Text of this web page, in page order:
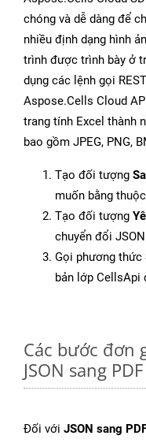
chóng và dễ dàng để
nhiều định dạng hình
trình được trình bày ở
dụng các lệnh gọi
Aspose.Cells Cloud
trang tính Excel thành
bao gồm JPEG, PNG,
Tạo đối tượng
muốn bằng
Tạo đối tượng
chuyển đổi
Gọi phương thức
bản lớp CellsApi
Các bước đơn
JSON sang
Đối với JSON sang